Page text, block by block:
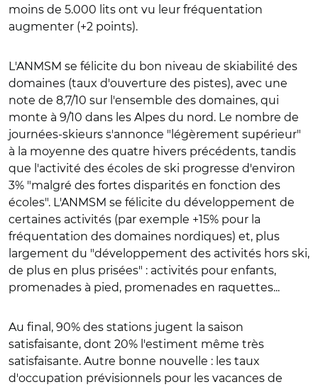
moins de 5.000 lits ont vu leur fréquentation
augmenter (+2 points).
L'ANMSM se félicite du bon niveau de skiabilité des
domaines (taux d'ouverture des pistes), avec une
note de 8,7/10 sur l'ensemble des domaines, qui
monte à 9/10 dans les Alpes du nord. Le nombre de
journées-skieurs s'annonce "légèrement supérieur"
à la moyenne des quatre hivers précédents, tandis
que l'activité des écoles de ski progresse d'environ
3% "malgré des fortes disparités en fonction des
écoles". L'ANMSM se félicite du développement de
certaines activités (par exemple +15% pour la
fréquentation des domaines nordiques) et, plus
largement du "développement des activités hors ski,
de plus en plus prisées" : activités pour enfants,
promenades à pied, promenades en raquettes...
Au final, 90% des stations jugent la saison
satisfaisante, dont 20% l'estiment même très
satisfaisante. Autre bonne nouvelle : les taux
d'occupation prévisionnels pour les vacances de